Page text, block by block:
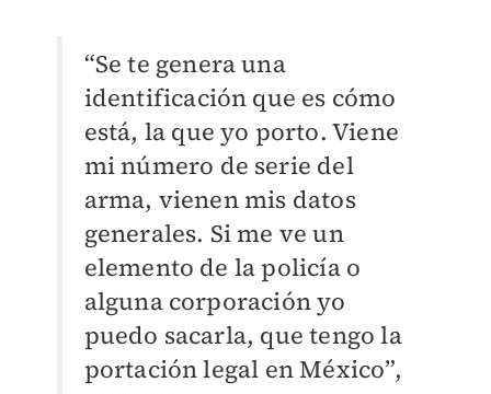
“Se te genera una
identificación que es cómo
está, la que yo porto. Viene
mi número de serie del
arma, vienen mis datos
generales. Si me ve un
elemento de la policía o
alguna corporación yo
puedo sacarla, que tengo la
portación legal en México”,